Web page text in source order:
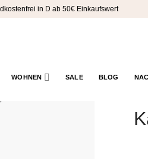
in D ab 50€ Einkaufswert
WOHNEN SALE BLOG